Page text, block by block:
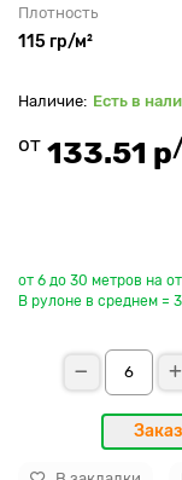
Плотность
115 гр/м²
Есть в
от 133.51 р
от 6 до 30 метров на
В рулоне в среднем =